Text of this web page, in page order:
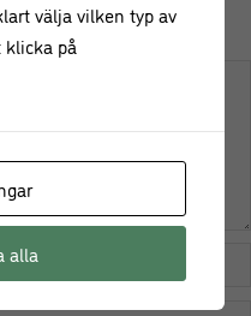
välja vilken typ av
på
alla